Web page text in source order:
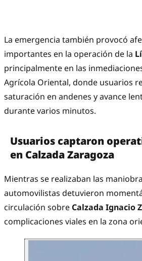
La emergencia también provocó
importantes en la operación de la
principalmente en las
Agrícola Oriental, donde usuarios
saturación en andenes y avance
durante varios minutos.
Usuarios captaron
en Calzada Zaragoza
Mientras se realizaban las
automovilistas detuvieron
circulación sobre Calzada Ignacio
complicaciones viales en la zona